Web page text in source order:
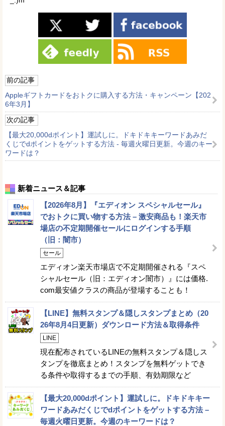
前の記事
Appleギフトカードをおトクに購入する方法・キャンペーン【202
6年3月】
次の記事
【最大20,000dポイント】運試しに。ドキドキキーワードあみだ
くじでdポイントをゲットする方法 - 毎週火曜日更新。今週のキー
ワードは？
新着ニュース＆記事
【2026年8月】『エディオン スペシャルセール』
でおトクに買い物する方法 – 激安商品も！楽天市
場店の不定期開催セールにログインする手順
（旧：闇市）
セール
エディオン楽天市場店で不定期開催される『スペ
シャルセール（旧：エディオン闇市）』には価格.
com最安値クラスの商品が登場することも！
【LINE】無料スタンプ＆隠しスタンプまとめ（20
26年8月4日更新）ダウンロード方法＆取得条件
LINE
現在配布されているLINEの無料スタンプ＆隠しス
タンプを徹底まとめ！スタンプを無料ゲットでき
る条件や取得するまでの手順、有効期限など
【最大20,000dポイント】運試しに。ドキドキキー
ワードあみだくじでdポイントをゲットする方法 –
毎週火曜日更新。今週のキーワードは？